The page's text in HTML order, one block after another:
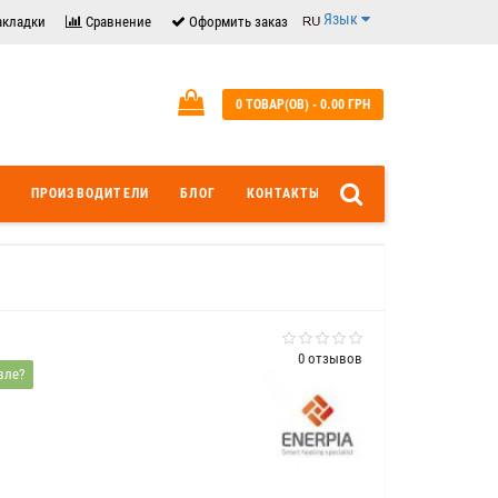
Сравнение Оформить заказ Язык
0 ТОВАР(ОВ) - 0.00 ГРН
ПРОИЗВОДИТЕЛИ БЛОГ КОНТАКТЫ
0 отзывов